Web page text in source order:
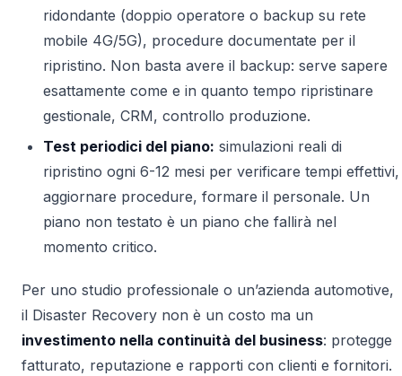
ridondante (doppio operatore o backup su rete
mobile 4G/5G), procedure documentate per il
ripristino. Non basta avere il backup: serve sapere
esattamente come e in quanto tempo ripristinare
gestionale, CRM, controllo produzione.
Test periodici del piano: simulazioni reali di
ripristino ogni 6-12 mesi per verificare tempi effettivi,
aggiornare procedure, formare il personale. Un
piano non testato è un piano che fallirà nel
momento critico.
Per uno studio professionale o un’azienda automotive,
il Disaster Recovery non è un costo ma un
investimento nella continuità del business: protegge
fatturato, reputazione e rapporti con clienti e fornitori.